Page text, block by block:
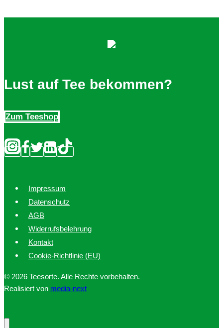
Lust auf Tee bekommen?
Zum Teeshop
Impressum
Datenschutz
AGB
Widerrufsbelehrung
Kontakt
Cookie-Richtlinie (EU)
© 2026 Teesorte. Alle Rechte vorbehalten.
Realisiert von media-next